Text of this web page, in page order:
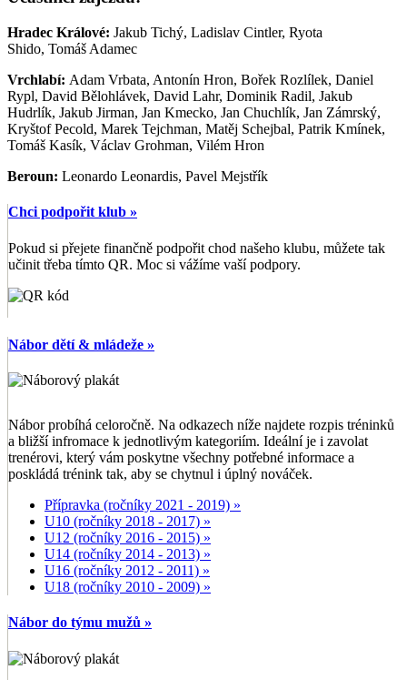
Hradec Králové: Jakub Tichý, Ladislav Cintler, Ryota
Shido, Tomáš Adamec
Vrchlabí: Adam Vrbata, Antonín Hron, Bořek Rozlílek, Daniel
Rypl, David Bělohlávek, David Lahr, Dominik Radil, Jakub
Hudrlík, Jakub Jirman, Jan Kmecko, Jan Chuchlík, Jan Zámrský,
Kryštof Pecold, Marek Tejchman, Matěj Schejbal, Patrik Kmínek,
Tomáš Kasík, Václav Grohman, Vilém Hron
Beroun: Leonardo Leonardis, Pavel Mejstřík
Chci podpořit klub »
Pokud si přejete finančně podpořit chod našeho klubu, můžete tak
učinit třeba tímto QR. Moc si vážíme vaší podpory.
Nábor dětí & mládeže »
Nábor probíhá celoročně. Na odkazech níže najdete rozpis tréninků
a bližší infromace k jednotlivým kategoriím. Ideální je i zavolat
trenérovi, který vám poskytne všechny potřebné informace a
poskládá trénink tak, aby se chytnul i úplný nováček.
Přípravka (ročníky 2021 - 2019) »
U10 (ročníky 2018 - 2017) »
U12 (ročníky 2016 - 2015) »
U14 (ročníky 2014 - 2013) »
U16 (ročníky 2012 - 2011) »
U18 (ročníky 2010 - 2009) »
Nábor do týmu mužů »